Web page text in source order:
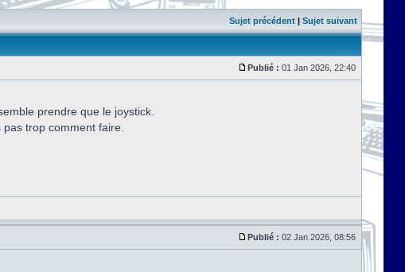
Sujet précédent | Sujet suivant
Publié : 01 Jan 2026, 22:40
prendre que le joystick.
trop comment faire.
Publié : 02 Jan 2026, 08:56